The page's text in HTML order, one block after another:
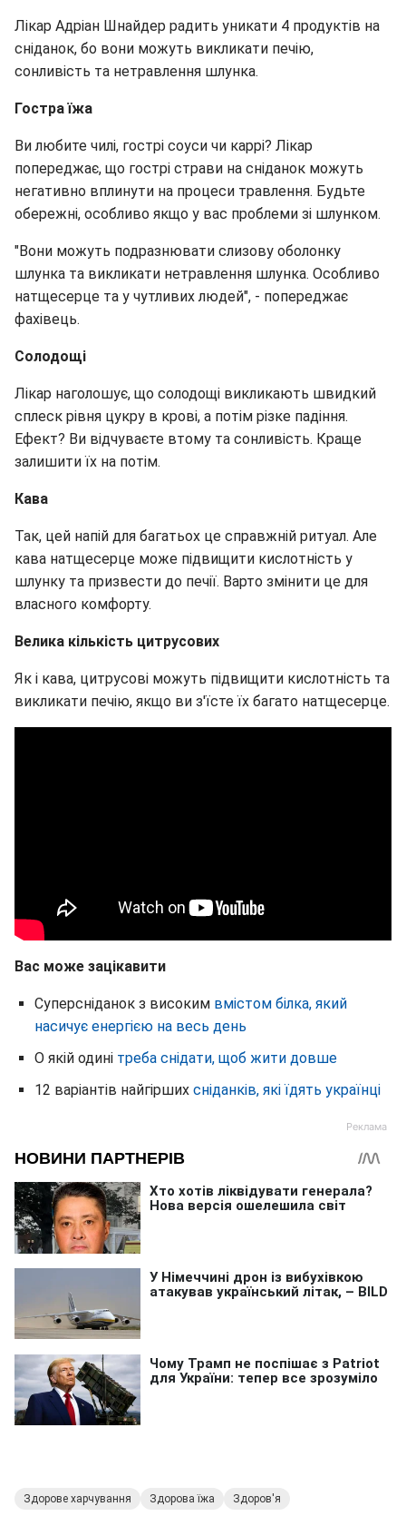
Лікар Адріан Шнайдер радить уникати 4 продуктів на
сніданок, бо вони можуть викликати печію,
сонливість та нетравлення шлунка.
Гостра їжа
Ви любите чилі, гострі соуси чи каррі? Лікар
попереджає, що гострі страви на сніданок можуть
негативно вплинути на процеси травлення. Будьте
обережні, особливо якщо у вас проблеми зі шлунком.
"Вони можуть подразнювати слизову оболонку
шлунка та викликати нетравлення шлунка. Особливо
натщесерце та у чутливих людей", - попереджає
фахівець.
Солодощі
Лікар наголошує, що солодощі викликають швидкий
сплеск рівня цукру в крові, а потім різке падіння.
Ефект? Ви відчуваєте втому та сонливість. Краще
залишити їх на потім.
Кава
Так, цей напій для багатьох це справжній ритуал. Але
кава натщесерце може підвищити кислотність у
шлунку та призвести до печії. Варто змінити це для
власного комфорту.
Велика кількість цитрусових
Як і кава, цитрусові можуть підвищити кислотність та
викликати печію, якщо ви з'їсте їх багато натщесерце.
Вас може зацікавити
Суперсніданок з високим вмістом білка, який
насичує енергією на весь день
О якій одині треба снідати, щоб жити довше
12 варіантів найгірших сніданків, які їдять українці
Здорове харчування Здорова їжа Здоров'я